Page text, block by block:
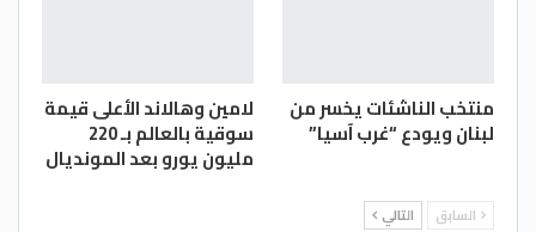
منتخب الناشئات يخسر من
لبنان ويودع “غرب آسيا”
لامين وهالاند الأعلى قيمة
سوقية بالعالم بـ 220
مليون يورو بعد المونديال
السابق التالي